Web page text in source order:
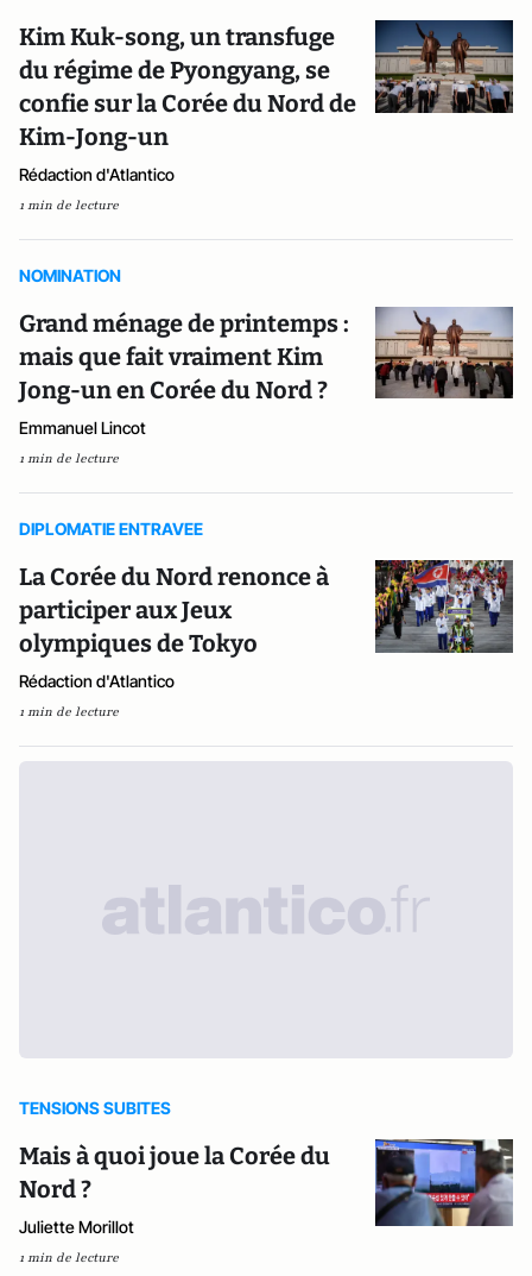
Kim Kuk-song, un transfuge
du régime de Pyongyang, se
confie sur la Corée du Nord de
Kim-Jong-un
Rédaction d'Atlantico
1 min de lecture
NOMINATION
Grand ménage de printemps :
mais que fait vraiment Kim
Jong-un en Corée du Nord ?
Emmanuel Lincot
1 min de lecture
DIPLOMATIE ENTRAVEE
La Corée du Nord renonce à
participer aux Jeux
olympiques de Tokyo
Rédaction d'Atlantico
1 min de lecture
TENSIONS SUBITES
Mais à quoi joue la Corée du
Nord ?
Juliette Morillot
1 min de lecture